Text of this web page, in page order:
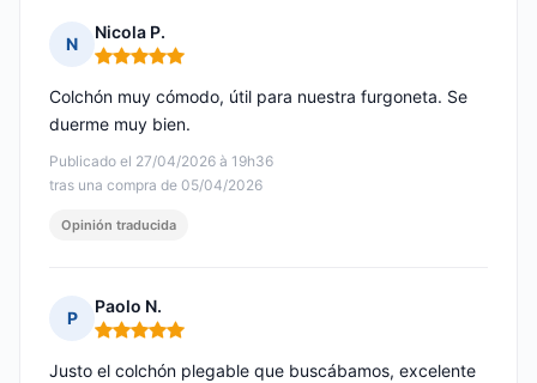
N
Nicola P.
Nota: 5 de 5
Publicado el 27/04/2026 à 19h36
tras una compra de 05/04/2026
Colchón muy cómodo, útil para nuestra furgoneta. Se
duerme muy bien.
Opinión traducida
P
Paolo N.
Nota: 5 de 5
Justo el colchón plegable que buscábamos, excelente